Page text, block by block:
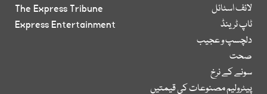
لائف اسٹائل
ٹاپ ٹرینڈ
دلچسپ و عجیب
صحت
سونے کے نرخ
پیٹرولیم مصنوعات کی قیمتیں
The Express Tribune
Express Entertainment